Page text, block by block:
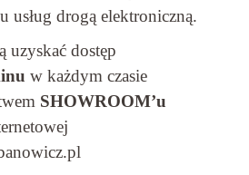
usług drogą elektroniczną.
uzyskać dostęp
w każdym czasie
SHOWROOM’u